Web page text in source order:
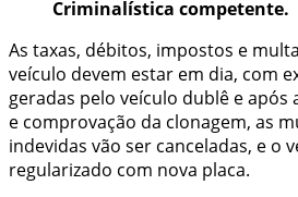
Criminalística competente.
As taxas, débitos, impostos e
veículo devem estar em dia, com
geradas pelo veículo dublê e após
e comprovação da clonagem, as
indevidas vão ser canceladas, e o
regularizado com nova placa.